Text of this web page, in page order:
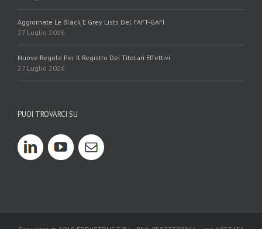
Aggiornate Le Black E Grey Lists Del FAFT-GAFI
27 Luglio 2026
Nuove Regole Per Il Registro Dei Titolari Effettivi
27 Luglio 2026
PUOI TROVARCI SU